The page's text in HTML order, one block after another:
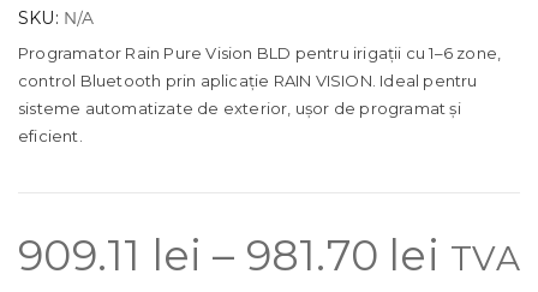
SKU: N/A
Programator Rain Pure Vision BLD pentru irigații cu 1–6 zone,
control Bluetooth prin aplicație RAIN VISION. Ideal pentru
sisteme automatizate de exterior, ușor de programat și
eficient.
909.11 lei – 981.70 lei TVA